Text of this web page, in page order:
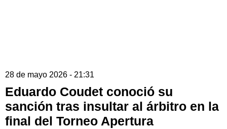
28 de mayo 2026 - 21:31
Eduardo Coudet conoció su
sanción tras insultar al árbitro en la
final del Torneo Apertura